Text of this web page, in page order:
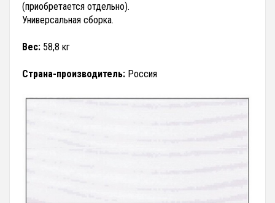
(приобретается отдельно).
Универсальная сборка.
Вес: 58,8 кг
Страна-производитель: Россия